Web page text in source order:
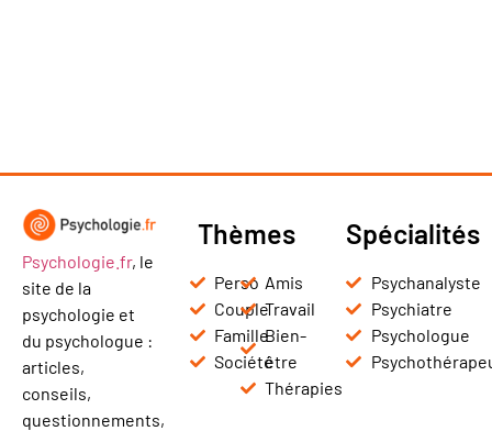
Psychologie.fr, le
site de la
psychologie et
du psychologue :
articles,
conseils,
questionnements,
Thèmes
Perso
Couple
Famille
Société
Amis
Travail
Bien-
être
Thérapies
Spécialités
Psychanalyste
Psychiatre
Psychologue